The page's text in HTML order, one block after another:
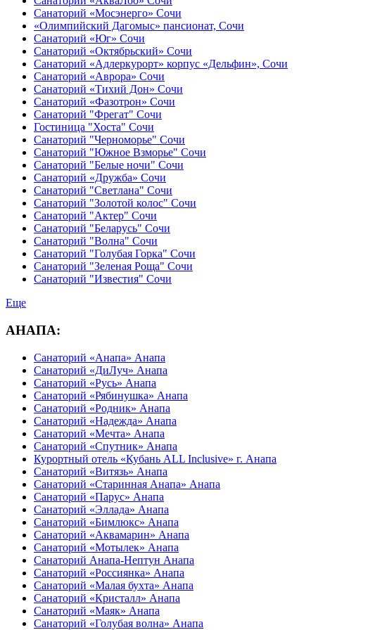
Санаторий «Мосэнерго» Сочи
«Олимпийский Дагомыс» пансионат, Сочи
Санаторий «Юг» Сочи
Санаторий «Октябрьский» Сочи
Санаторий «Адлеркурорт» корпус «Дельфин», Сочи
Санаторий «Аврора» Сочи
Санаторий «Тихий Дон» Сочи
Санаторий «Фазотрон» Сочи
Санаторий "Фрегат" Сочи
Гостиница "Хоста" Сочи
Санаторий "Черноморье" Сочи
Санаторий "Южное Взморье" Сочи
Санаторий "Белые ночи" Сочи
Санаторий «Дружба» Сочи
Санаторий "Светлана" Сочи
Санаторий "Золотой колос" Сочи
Санаторий "Актер" Сочи
Санаторий "Беларусь" Сочи
Санаторий "Волна" Сочи
Санаторий "Голубая Горка" Сочи
Санаторий "Зеленая Роща" Сочи
Санаторий "Известия" Сочи
Еще
АНАПА:
Санаторий «Анапа» Анапа
Санаторий «ДиЛуч» Анапа
Санаторий «Русь» Анапа
Санаторий «Рябинушка» Анапа
Санаторий «Родник» Анапа
Санаторий «Надежда» Анапа
Санаторий «Мечта» Анапа
Санаторий «Спутник» Анапа
Курортный отель «Кубань ALL Inclusive» г. Анапа
Санаторий «Витязь» Анапа
Санаторий «Старинная Анапа» Анапа
Санаторий «Парус» Анапа
Санаторий «Эллада» Анапа
Санаторий «Бимлюкс» Анапа
Санаторий «Аквамарин» Анапа
Санаторий «Мотылек» Анапа
Санаторий Анапа-Нептун Анапа
Санаторий «Россиянка» Анапа
Санаторий «Малая бухта» Анапа
Санаторий «Кристалл» Анапа
Санаторий «Маяк» Анапа
Санаторий «Голубая волна» Анапа